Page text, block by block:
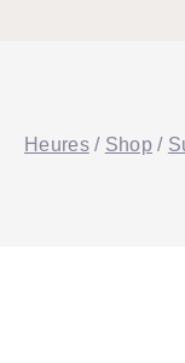
Heures / Shop /